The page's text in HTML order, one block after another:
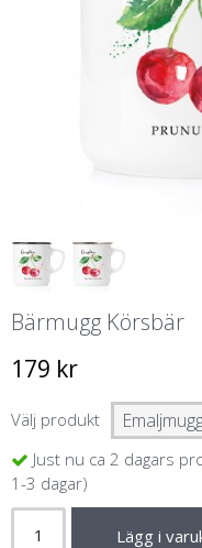
Bärmugg Körsbär
179 kr
Välj produkt
Just nu ca 2 dagars
1-3 dagar)
Lägg i